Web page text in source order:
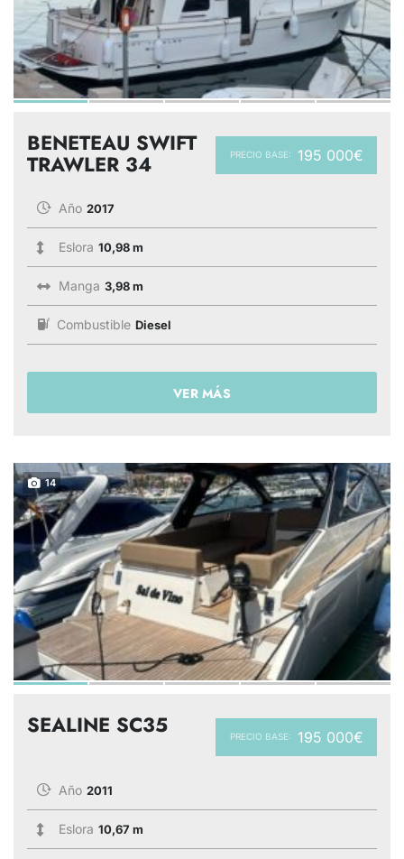
PRECIO BASE: 195 000€
BENETEAU SWIFT
TRAWLER 34
Año 2017
Eslora 10,98 m
Manga 3,98 m
Combustible Diesel
VER MÁS
14
PRECIO BASE: 195 000€
SEALINE SC35
Año 2011
Eslora 10,67 m